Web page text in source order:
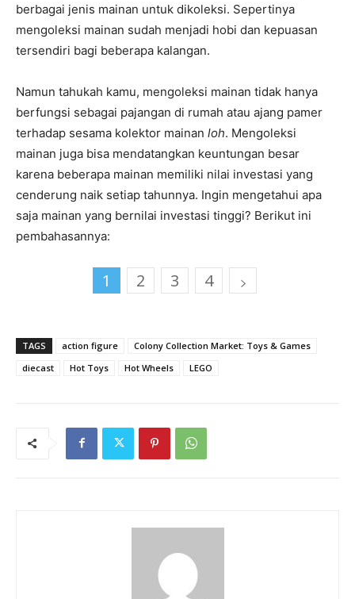
berbagai jenis mainan untuk dikoleksi. Sepertinya
mengoleksi mainan sudah menjadi hobi dan kepuasan
tersendiri bagi beberapa kalangan.
Namun tahukah kamu, mengoleksi mainan tidak hanya
berfungsi sebagai pajangan di rumah atau ajang pamer
terhadap sesama kolektor mainan loh. Mengoleksi
mainan juga bisa mendatangkan keuntungan besar
karena beberapa mainan memiliki nilai investasi yang
cenderung naik setiap tahunnya. Ingin mengetahui apa
saja mainan yang bernilai investasi tinggi? Berikut ini
pembahasannya:
1 2 3 4
TAGS action figure
Colony Collection Market: Toys & Games
diecast
Hot Toys Hot Wheels LEGO